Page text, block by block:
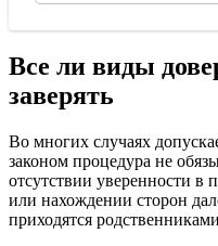
Все ли виды
заверять
Во многих случаях
законом процедура не
отсутствии уверенности в
или нахождении сторон
приходятся